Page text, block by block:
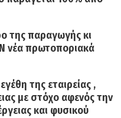
της παραγωγής κι
νέα πρωτοποριακά
της εταιρείας ,
με στόχο αφενός την
και φυσικού